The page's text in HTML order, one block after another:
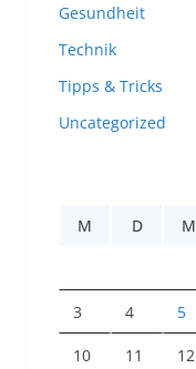
Gesundheit
Technik
Tipps & Tricks
Uncategorized
M
D M
3 4 5
10 11 12